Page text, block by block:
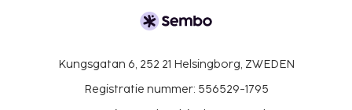
Kungsgatan 6, 252 21 Helsingborg, ZWEDEN
Registratie nummer: 556529-1795